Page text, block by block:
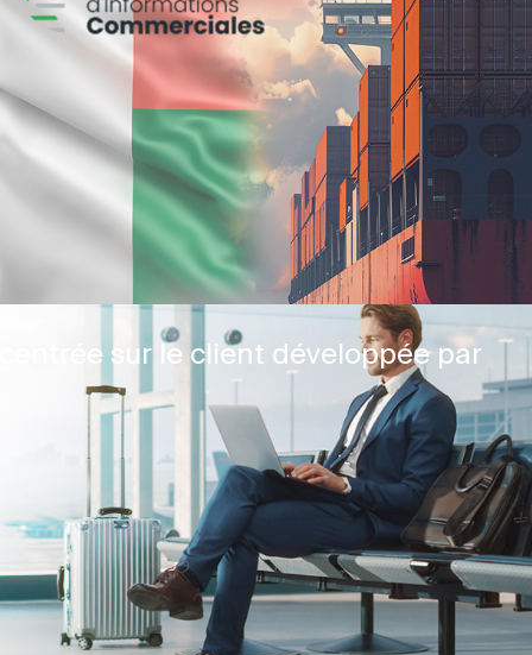
sur le client développée par